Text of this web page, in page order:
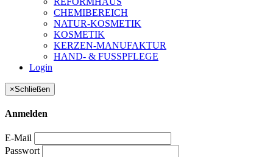
CHEMIBEREICH
NATUR-KOSMETIK
KOSMETIK
KERZEN-MANUFAKTUR
HAND- & FUSSPFLEGE
Login
×Schließen
Anmelden
E-Mail
Passwort